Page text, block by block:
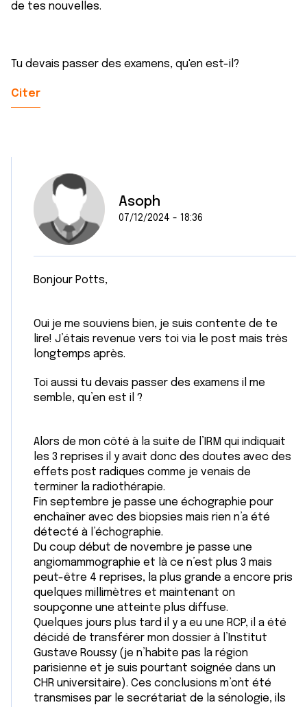
de tes nouvelles.
Tu devais passer des examens, qu'en est-il?
Citer
Asoph
07/12/2024 - 18:36
Bonjour Potts,
Oui je me souviens bien, je suis contente de te
lire! J’étais revenue vers toi via le post mais très
longtemps après.
Toi aussi tu devais passer des examens il me
semble, qu’en est il ?
Alors de mon côté à la suite de l’IRM qui indiquait
les 3 reprises il y avait donc des doutes avec des
effets post radiques comme je venais de
terminer la radiothérapie.
Fin septembre je passe une échographie pour
enchaîner avec des biopsies mais rien n’a été
détecté à l’échographie.
Du coup début de novembre je passe une
angiomammographie et là ce n’est plus 3 mais
peut-être 4 reprises, la plus grande a encore pris
quelques millimètres et maintenant on
soupçonne une atteinte plus diffuse.
Quelques jours plus tard il y a eu une RCP, il a été
décidé de transférer mon dossier à l’Institut
Gustave Roussy (je n’habite pas la région
parisienne et je suis pourtant soignée dans un
CHR universitaire). Ces conclusions m’ont été
transmises par le secrétariat de la sénologie, ils